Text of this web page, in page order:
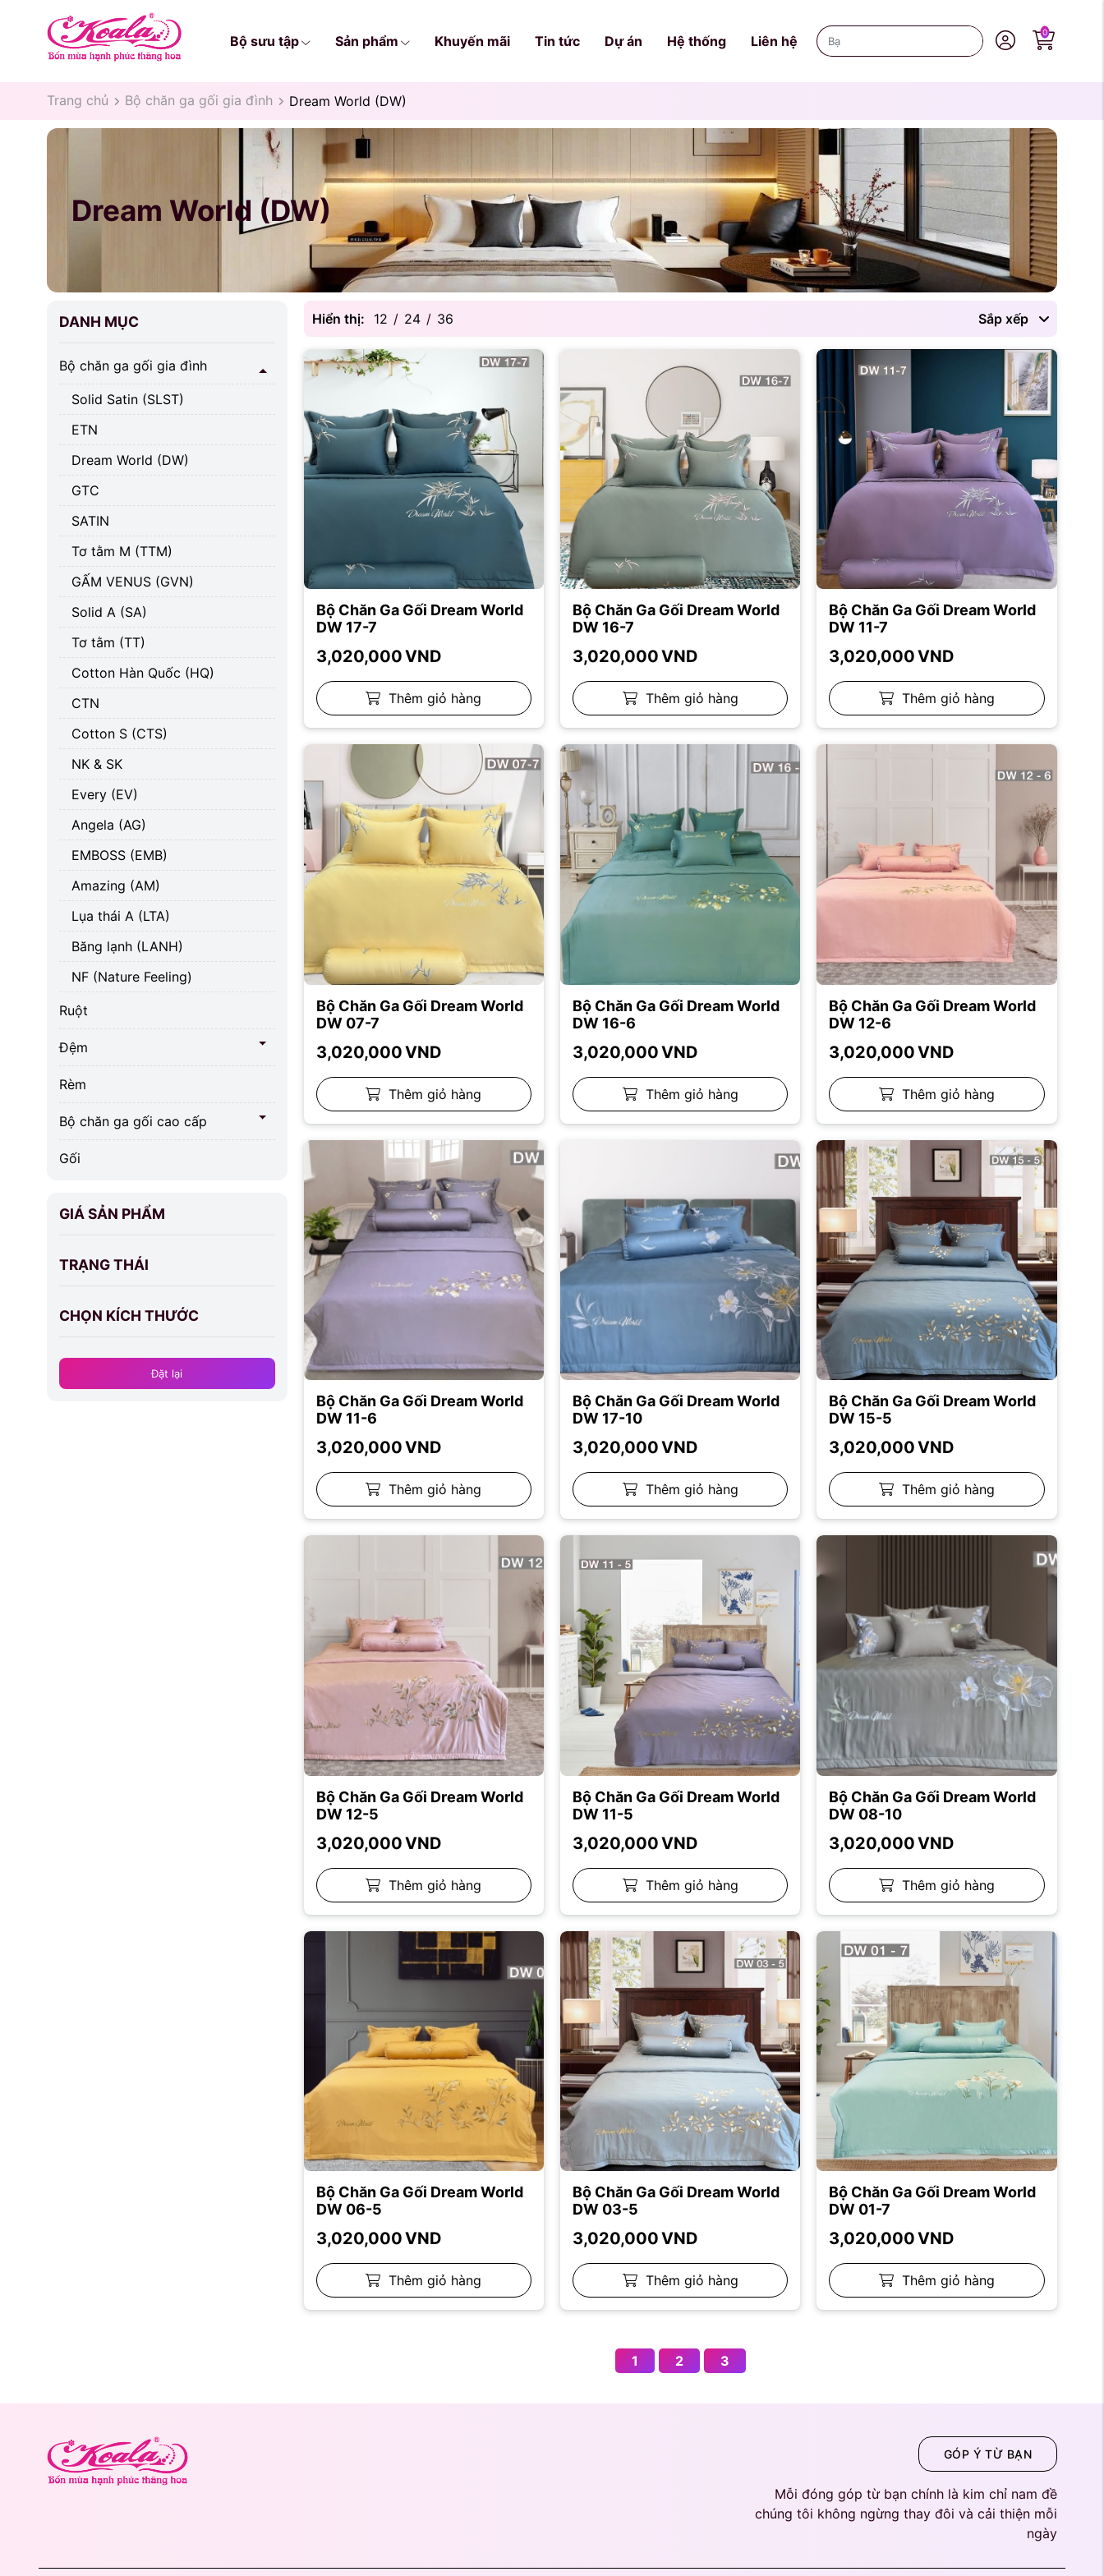
Bộ sưu tập Sản phẩm Khuyến mãi Tin tức Dự án Hệ thống Liên hệ
0
Trang chủ Bộ chăn ga gối gia đình Dream World (DW)
Dream World (DW)
DANH MỤC
Bộ chăn ga gối gia đình
Solid Satin (SLST)
ETN
Dream World (DW)
GTC
SATIN
Tơ tằm M (TTM)
GẤM VENUS (GVN)
Solid A (SA)
Tơ tằm (TT)
Cotton Hàn Quốc (HQ)
CTN
Cotton S (CTS)
NK & SK
Every (EV)
Angela (AG)
EMBOSS (EMB)
Amazing (AM)
Lụa thái A (LTA)
Băng lạnh (LANH)
NF (Nature Feeling)
Ruột
Đệm
Rèm
Bộ chăn ga gối cao cấp
Gối
GIÁ SẢN PHẨM
Dưới 5 triệu
Trên 8 triệu
TRẠNG THÁI
CHỌN KÍCH THƯỚC
Đặt lại
Hiển thị: 12 / 24 / 36 Sắp xếp
Bộ Chăn Ga Gối Dream World
DW 17-7
3,020,000VND
Thêm giỏ hàng
Bộ Chăn Ga Gối Dream World
DW 16-7
3,020,000VND
Thêm giỏ hàng
Bộ Chăn Ga Gối Dream World
DW 11-7
3,020,000VND
Thêm giỏ hàng
Bộ Chăn Ga Gối Dream World
DW 07-7
3,020,000VND
Thêm giỏ hàng
Bộ Chăn Ga Gối Dream World
DW 16-6
3,020,000VND
Thêm giỏ hàng
Bộ Chăn Ga Gối Dream World
DW 12-6
3,020,000VND
Thêm giỏ hàng
Bộ Chăn Ga Gối Dream World
DW 11-6
3,020,000VND
Thêm giỏ hàng
Bộ Chăn Ga Gối Dream World
DW 17-10
3,020,000VND
Thêm giỏ hàng
Bộ Chăn Ga Gối Dream World
DW 15-5
3,020,000VND
Thêm giỏ hàng
Bộ Chăn Ga Gối Dream World
DW 12-5
3,020,000VND
Thêm giỏ hàng
Bộ Chăn Ga Gối Dream World
DW 11-5
3,020,000VND
Thêm giỏ hàng
Bộ Chăn Ga Gối Dream World
DW 08-10
3,020,000VND
Thêm giỏ hàng
Bộ Chăn Ga Gối Dream World
DW 06-5
3,020,000VND
Thêm giỏ hàng
Bộ Chăn Ga Gối Dream World
DW 03-5
3,020,000VND
Thêm giỏ hàng
Bộ Chăn Ga Gối Dream World
DW 01-7
3,020,000VND
Thêm giỏ hàng
1 2 3
GÓP Ý TỪ BẠN
Mỗi đóng góp từ bạn chính là kim chỉ nam đề
chúng tôi không ngừng thay đôi và cải thiện mỗi
ngày